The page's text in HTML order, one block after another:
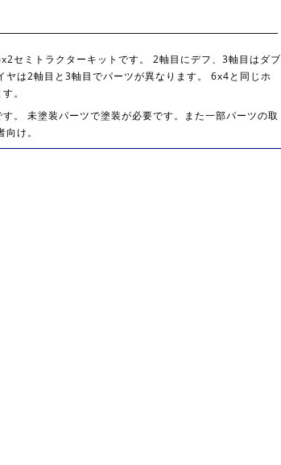
セミトラクターキットです。 2軸目にデフ、3軸目はダブ
ヤは2軸目と3軸目でパーツが異なります。 6x4と同じホ
。
。 未塗装パーツで塗装が必要です。また一部パーツの取
け。